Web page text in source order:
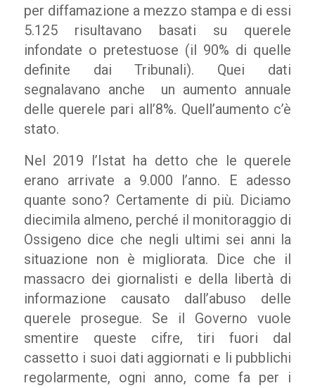
per diffamazione a mezzo stampa e di essi
5.125 risultavano basati su querele
infondate o pretestuose (il 90% di quelle
definite dai Tribunali). Quei dati
segnalavano anche
un aumento annuale
delle querele pari all’8%. Quell’aumento c’è
stato.
Nel 2019 l’Istat ha detto che le querele
erano arrivate a 9.000 l’anno. E adesso
quante sono? Certamente di più. Diciamo
diecimila almeno, perché il monitoraggio di
Ossigeno dice che negli ultimi sei anni la
situazione non è migliorata. Dice che il
massacro dei giornalisti e della libertà di
informazione causato dall’abuso delle
querele prosegue. Se il Governo vuole
smentire queste cifre, tiri fuori dal
cassetto i suoi dati aggiornati e li pubblichi
regolarmente, ogni anno, come fa per i